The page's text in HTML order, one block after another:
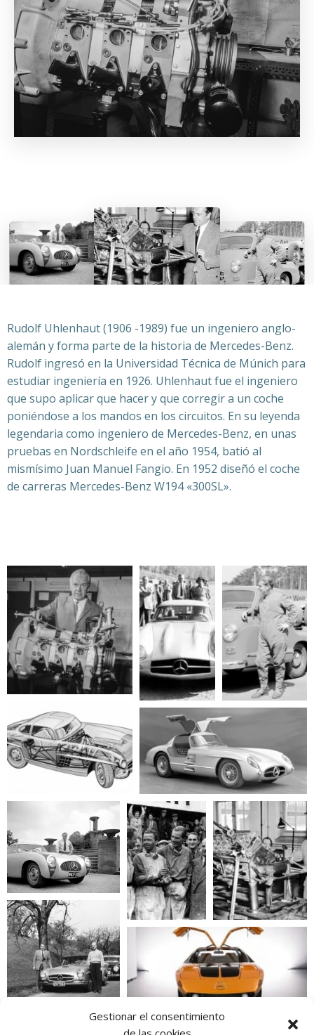
Gestionar el consentimiento
Rudolf Uhlenhaut (1906 -1989) fue un ingeniero anglo-
alemán y forma parte de la historia de Mercedes-Benz.
Rudolf ingresó en la Universidad Técnica de Múnich para
estudiar ingeniería en 1926. Uhlenhaut fue el ingeniero
que supo aplicar que hacer y que corregir a un coche
poniéndose a los mandos en los circuitos. En su leyenda
legendaria como ingeniero de Mercedes-Benz, en unas
pruebas en Nordschleife en el año 1954, batió al
mismísimo Juan Manuel Fangio. En 1952 diseñó el coche
de carreras Mercedes-Benz W194 «300SL».